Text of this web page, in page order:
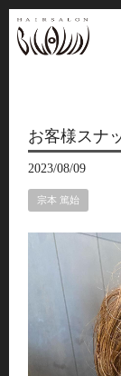
お客様スナ
2023/08/09
宗本 篤始